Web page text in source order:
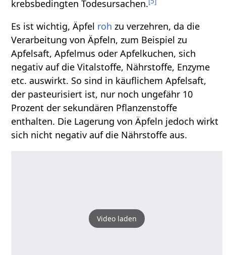
krebsbedingten Todesursachen.
Es ist wichtig, Äpfel roh zu verzehren, da die
Verarbeitung von Äpfeln, zum Beispiel zu
Apfelsaft, Apfelmus oder Apfelkuchen, sich
negativ auf die Vitalstoffe, Nährstoffe, Enzyme
etc. auswirkt. So sind in käuflichem Apfelsaft,
der pasteurisiert ist, nur noch ungefähr 10
Prozent der sekundären Pflanzenstoffe
enthalten. Die Lagerung von Äpfeln jedoch wirkt
sich nicht negativ auf die Nährstoffe aus.
Video laden